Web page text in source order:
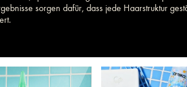
sorgen dafür, dass jede Haarstruktur